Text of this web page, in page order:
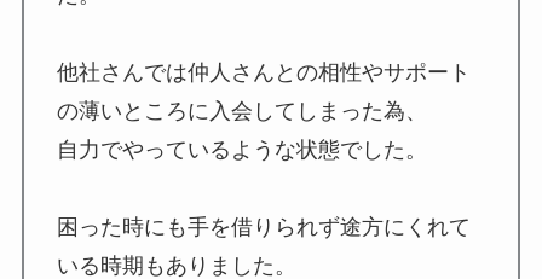
他社さんでは仲人さんとの相性やサポート
の薄いところに入会してしまった為、
自力でやっているような状態でした。
困った時にも手を借りられず途方にくれて
いる時期もありました。